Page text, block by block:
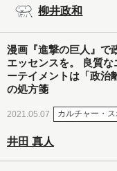
柳井政和
漫画『進撃の巨人』で
エッセンスを。 良質な
ーテイメントは「政治
の処方箋
2021.05.07 カルチャー・
井田 真人